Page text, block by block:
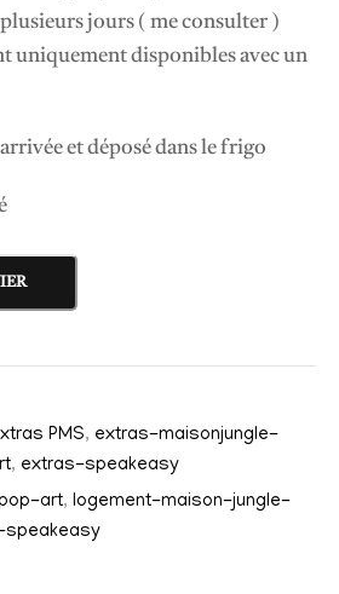
jours ( me consulter )
uniquement disponibles avec un
et déposé dans le frigo
PMS, extras-maisonjungle-
, extras-speakeasy
art, logement-maison-jungle-